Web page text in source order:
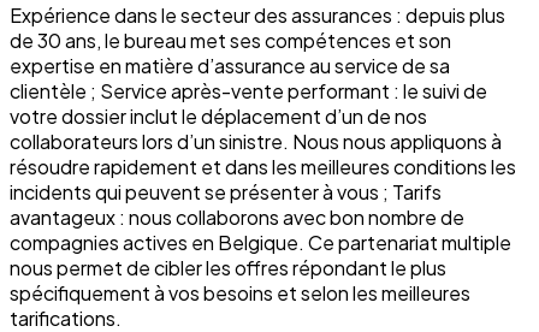
Expérience dans le secteur des assurances : depuis plus
de 30 ans, le bureau met ses compétences et son
expertise en matière d’assurance au service de sa
clientèle ; Service après-vente performant : le suivi de
votre dossier inclut le déplacement d’un de nos
collaborateurs lors d’un sinistre. Nous nous appliquons à
résoudre rapidement et dans les meilleures conditions les
incidents qui peuvent se présenter à vous ; Tarifs
avantageux : nous collaborons avec bon nombre de
compagnies actives en Belgique. Ce partenariat multiple
nous permet de cibler les offres répondant le plus
spécifiquement à vos besoins et selon les meilleures
tarifications.